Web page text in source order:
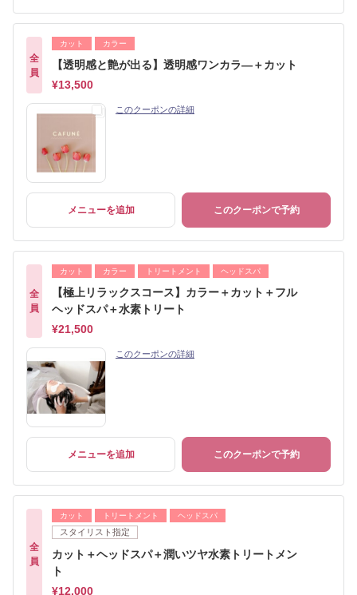
全
員
カット カラー
【透明感と艶が出る】透明感ワンカラ―＋カット
¥13,500
このクーポンの詳細
メニューを追加 このクーポンで予約
全
員
カット カラー トリートメント ヘッドスパ
【極上リラックスコース】カラー＋カット＋フル
ヘッドスパ＋水素トリート
¥21,500
このクーポンの詳細
メニューを追加 このクーポンで予約
全
員
カット トリートメント ヘッドスパ
スタイリスト指定
カット＋ヘッドスパ＋潤いツヤ水素トリートメン
ト
¥12,000